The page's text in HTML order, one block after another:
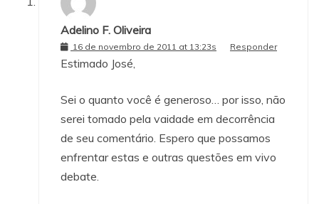
Adelino F. Oliveira
16 de novembro de 2011 at 13:23s Responder
Estimado José,
Sei o quanto você é generoso… por isso, não
serei tomado pela vaidade em decorrência
de seu comentário. Espero que possamos
enfrentar estas e outras questões em vivo
debate.